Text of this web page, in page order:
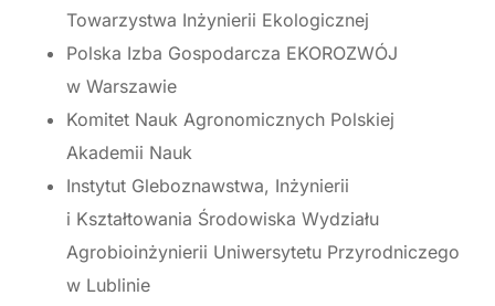
Towarzystwa Inżynierii Ekologicznej
Polska Izba Gospodarcza EKOROZWÓJ
w Warszawie
Komitet Nauk Agronomicznych Polskiej
Akademii Nauk
Instytut Gleboznawstwa, Inżynierii
i Kształtowania Środowiska Wydziału
Agrobioinżynierii Uniwersytetu Przyrodniczego
w Lublinie